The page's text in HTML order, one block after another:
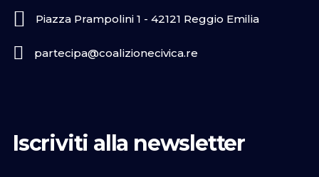
Piazza Prampolini 1 - 42121 Reggio Emilia
partecipa@coalizionecivica.re
Iscriviti alla newsletter